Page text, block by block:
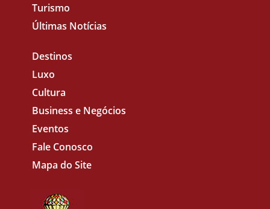
Turismo
Últimas Notícias
Destinos
Luxo
Cultura
Business e Negócios
Eventos
Fale Conosco
Mapa do Site